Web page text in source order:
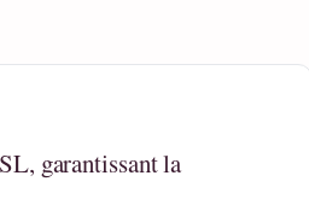
garantissant la